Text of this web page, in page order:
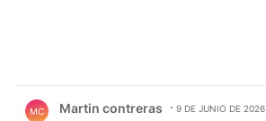
MC Martin contreras 9 DE JUNIO DE 2026